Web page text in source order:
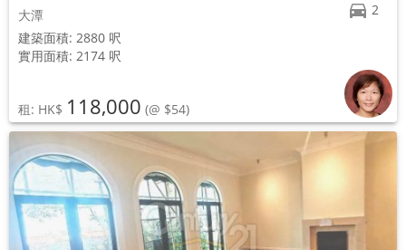
2
大潭
建築面積: 2880 呎
實用面積: 2174 呎
租: HK$ 118,000 (@ $54)